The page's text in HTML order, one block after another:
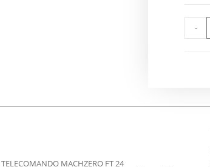
-
MACHZERO FT 24